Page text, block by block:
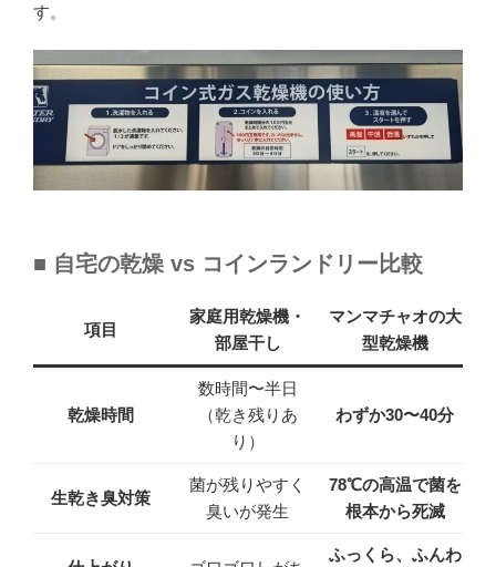
す。
■ 自宅の乾燥 vs コインランドリー比較
項目
家庭用乾燥機・
部屋干し
マンマチャオの大
型乾燥機
乾燥時間
数時間〜半日
（乾き残りあ
り）
わずか30〜40分
生乾き臭対策
菌が残りやすく
臭いが発生
78℃の高温で菌を
根本から死滅
ふっくら、ふんわ